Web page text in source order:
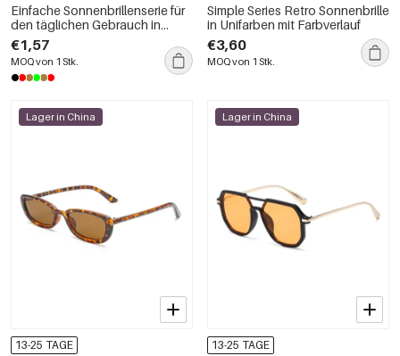
Einfache Sonnenbrillenserie für
den täglichen Gebrauch in
Unifarben
€1,57
MOQ von 1 Stk.
Simple Series Retro Sonnenbrille
in Unifarben mit Farbverlauf
€3,60
MOQ von 1 Stk.
Lager in China
13-25 TAGE
Lager in China
13-25 TAGE